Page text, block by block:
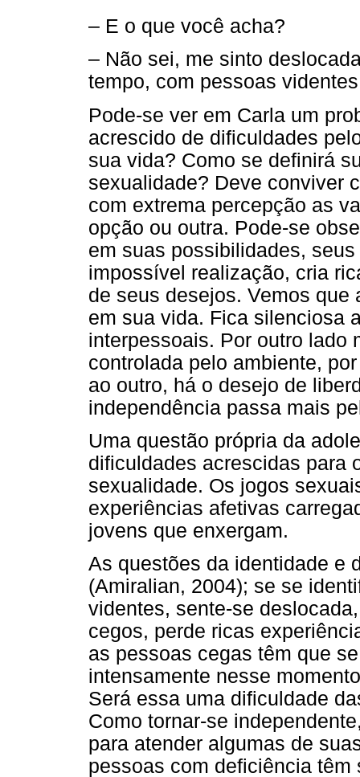
– E o que você acha?
– Não sei, me sinto
tempo, com pessoas
Pode-se ver em Carla um
acrescido de dificuldades
sua vida? Como se definirá
sexualidade? Deve conviver
com extrema percepção as
opção ou outra. Pode-se
em suas possibilidades,
impossível realização, cria
de seus desejos. Vemos que
em sua vida. Fica silenciosa
interpessoais. Por outro lado
controlada pelo ambiente,
ao outro, há o desejo de
independência passa mais
Uma questão própria da
dificuldades acrescidas para
sexualidade. Os jogos
experiências afetivas
jovens que enxergam.
As questões da identidade e
(Amiralian, 2004); se se
videntes, sente-se
cegos, perde ricas
as pessoas cegas têm que
intensamente nesse
Será essa uma dificuldade
Como tornar-se
para atender algumas de
pessoas com deficiência